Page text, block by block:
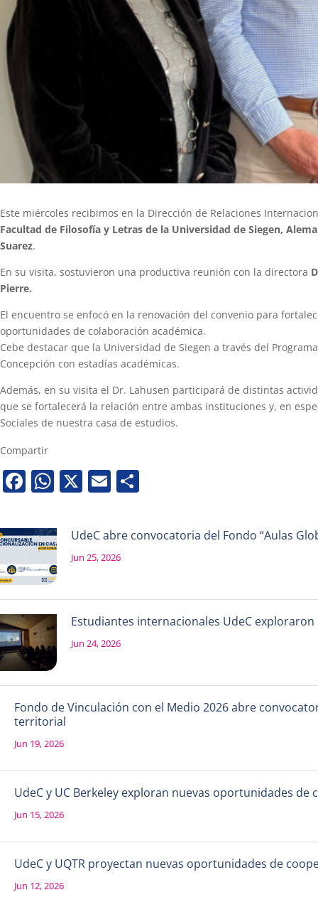
Este miércoles recibimos en la Dirección de Relaciones
Facultad de Filosofía y Letras de la Universidad de Siegen,
Suarez.
En su visita, sostuvieron una productiva reunión con la directora
Pierre.
El encuentro se enfocó en la renovación del convenio para
oportunidades de colaboración académica.
Cebe destacar que la Universidad de Siegen a través del
Concepción con estadías académicas.
Además, en su visita el Dr. Lahusen participará de distintas
que se fortalecerá la relación entre ambas instituciones y, en
Sociales de nuestra casa de estudios.
Compartir
Facebook
WhatsApp
X Email
UdeC abre convocatoria del Fondo “Aulas
Jun 25, 2026
Estudiantes internacionales UdeC
Jun 24, 2026
Fondo de Vinculación con el Medio 2026 abre
territorial
Jun 19, 2026
UdeC y UC Berkeley exploran nuevas oportunidades de
Jun 15, 2026
UdeC y UQTR proyectan nuevas oportunidades de
Jun 12, 2026